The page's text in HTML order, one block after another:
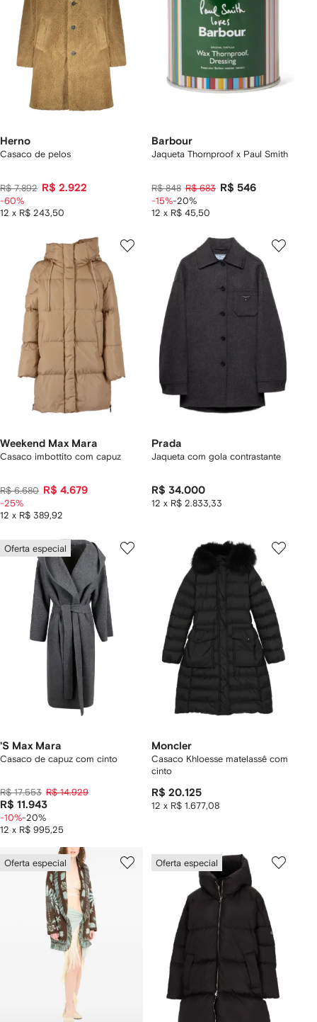
Herno
Casaco de pelos
R$ 7.892 R$ 2.922
12 x R$ 243,50
-60%
Barbour
Jaqueta Thornproof x Paul Smith
R$ 848 R$ 683 R$ 546
12 x R$ 45,50
-15%-20%
Weekend Max Mara
Casaco imbottito com capuz
R$ 6.680 R$ 4.679
12 x R$ 389,92
-25%
Prada
Jaqueta com gola contrastante
R$ 34.000
12 x R$ 2.833,33
Oferta especial
'S Max Mara
Casaco de capuz com cinto
R$ 17.553 R$ 14.929
R$ 11.943
12 x R$ 995,25
-10%-20%
Moncler
Casaco Khloesse matelassê com
cinto
R$ 20.125
12 x R$ 1.677,08
Oferta especial Oferta especial